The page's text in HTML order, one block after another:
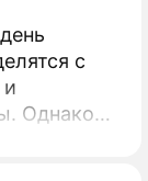
с
Однако